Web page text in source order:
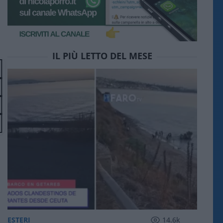
IL PIÙ LETTO DEL MESE
ESTERI 14.6k